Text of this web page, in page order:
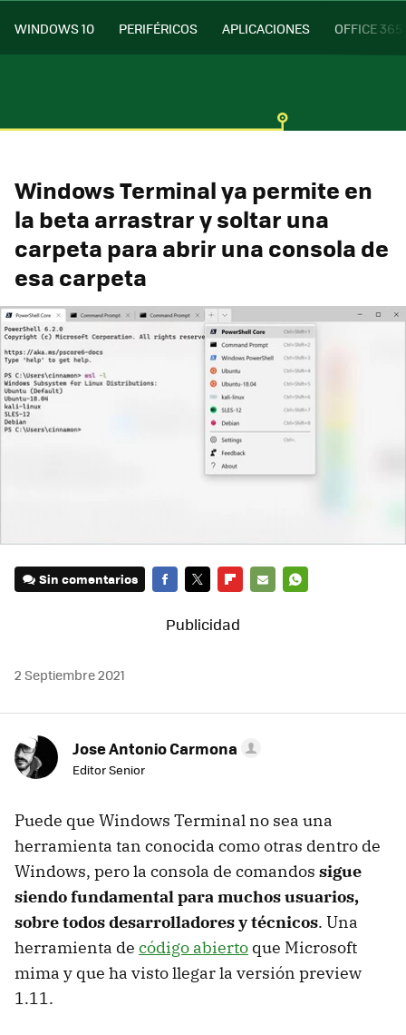
WINDOWS 10 PERIFÉRICOS APLICACIONES OFFICE 365
Windows Terminal ya permite en
la beta arrastrar y soltar una
carpeta para abrir una consola de
esa carpeta
Sin comentarios
2 Septiembre 2021
Jose Antonio Carmona
Editor Senior
Puede que Windows Terminal no sea una
herramienta tan conocida como otras dentro de
Windows, pero la consola de comandos sigue
siendo fundamental para muchos usuarios,
sobre todos desarrolladores y técnicos. Una
herramienta de código abierto que Microsoft
mima y que ha visto llegar la versión preview
1.11.